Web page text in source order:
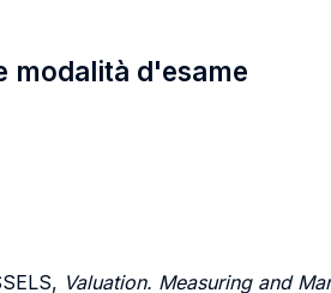
modalità d'esame
Valuation. Measuring and